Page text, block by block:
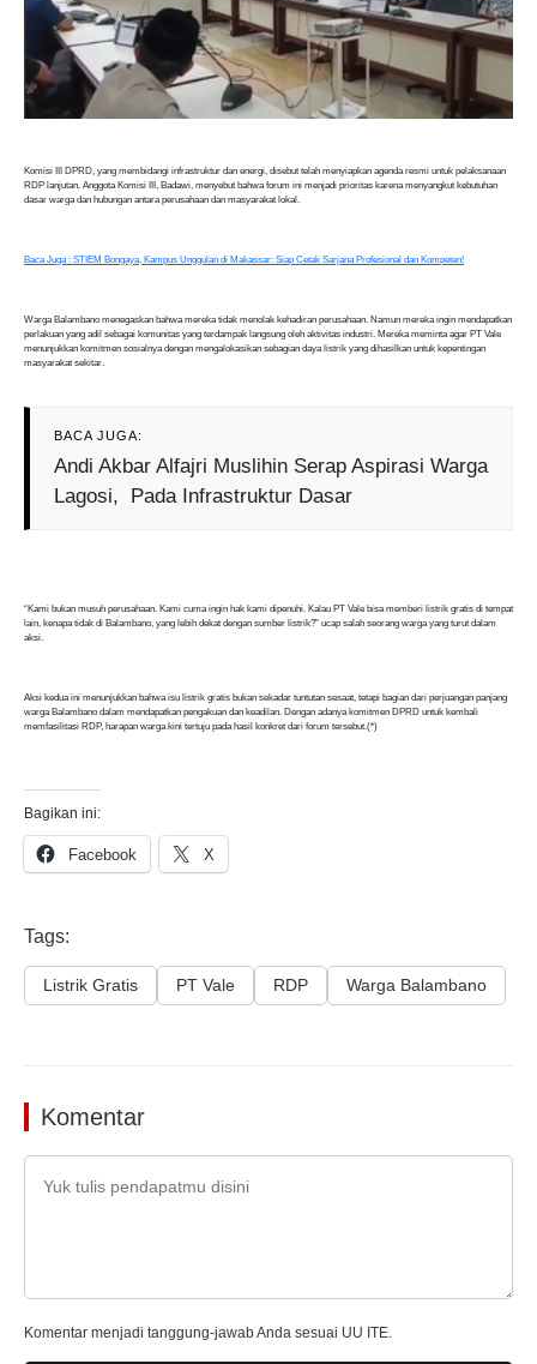
Komisi III DPRD, yang membidangi infrastruktur dan energi, disebut telah menyiapkan agenda resmi untuk pelaksanaan
RDP lanjutan. Anggota Komisi III, Badawi, menyebut bahwa forum ini menjadi prioritas karena menyangkut kebutuhan
dasar warga dan hubungan antara perusahaan dan masyarakat lokal.
Baca Juga : STIEM Bongaya, Kampus Unggulan di Makassar: Siap Cetak Sarjana Profesional dan Kompeten!
Warga Balambano menegaskan bahwa mereka tidak menolak kehadiran perusahaan. Namun mereka ingin mendapatkan
perlakuan yang adil sebagai komunitas yang terdampak langsung oleh aktivitas industri. Mereka meminta agar PT Vale
menunjukkan komitmen sosialnya dengan mengalokasikan sebagian daya listrik yang dihasilkan untuk kepentingan
masyarakat sekitar.
BACA JUGA:
Andi Akbar Alfajri Muslihin Serap Aspirasi Warga
Lagosi, Pada Infrastruktur Dasar
“Kami bukan musuh perusahaan. Kami cuma ingin hak kami dipenuhi. Kalau PT Vale bisa memberi listrik gratis di tempat
lain, kenapa tidak di Balambano, yang lebih dekat dengan sumber listrik?” ucap salah seorang warga yang turut dalam
aksi.
Aksi kedua ini menunjukkan bahwa isu listrik gratis bukan sekadar tuntutan sesaat, tetapi bagian dari perjuangan panjang
warga Balambano dalam mendapatkan pengakuan dan keadilan. Dengan adanya komitmen DPRD untuk kembali
memfasilitasi RDP, harapan warga kini tertuju pada hasil konkret dari forum tersebut.(*)
Bagikan ini:
Facebook X
Tags:
Listrik Gratis PT Vale RDP Warga Balambano
Komentar
Komentar menjadi tanggung-jawab Anda sesuai UU ITE.